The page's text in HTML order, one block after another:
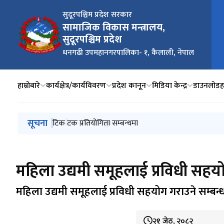
सुदूरपश्चिम प्रदेश सरकार
सामाजिक विकास मन्त्रालय,
सुदूरपश्चिम प्रदेश
धनगढी उपमहानगरपालिका- १, कैलाली, नेपाल
हाम्रोबारे कार्यक्षेत्र/कार्यविवरण प्रदेश कानून मिडिया केन्द्र
मुख्य नेभिगेसनमा जानुहोस्
सूचना प्रदेश स्वास्थ्य सेवा, समूह जरनल नर्सिङ्ग, अधिकृत सातौं
सम्झौता सम्बन्धी सूचना
टिक टक प्रतियोगिता सम्बन्धमा
बढुवा सूचना नं.१४/०८२/०८३ सेवा : प्रदेश शिक्षा, समूह:-
सडक मानव उद्धार तथा पुन स्थापना क्षेत्रमा काम गर्ने संघ
महिला उद्यमी समूहलाई प्रविधी
महिला उद्यमी समूहलाई प्रविधी सहयोग गराउने
२१ जेठ, २०८२